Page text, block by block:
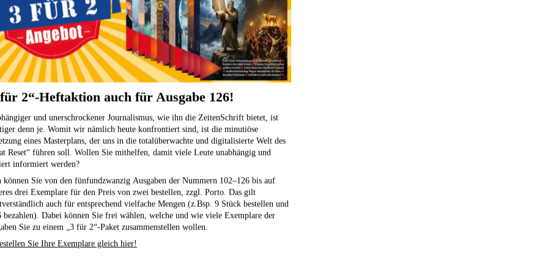
Lichtkristall-Wirbelkammern zaubern Schwingungen von
Natur und Kosmos in Ihr Dusch- oder Badewasser.
Kategorie ansehen
garantieren eine zweistufige Reinigung mit Aktivkohleblock
und Hohlfasermembran für höchste Wasserreinheit.
Kategorie ansehen
2“-Heftaktion auch für Ausgabe 126!
und unerschrockener Journalismus, wie ihn die ZeitenSchrift bietet, ist
denn je. Womit wir nämlich heute konfrontiert sind, ist die minutiöse
eines Masterplans, der uns in die totalüberwachte und digitalisierte Welt des
Reset“ führen soll. Wollen Sie mithelfen, damit viele Leute unabhängig und
informiert werden?
können Sie von den fünfundzwanzig Ausgaben der Nummern 102–126 bis auf
drei Exemplare für den Preis von zwei bestellen, zzgl. Porto. Das gilt
auch für entsprechend vielfache Mengen (z.Bsp. 9 Stück bestellen und
bezahlen). Dabei können Sie frei wählen, welche und wie viele Exemplare der
Sie zu einem „3 für 2“-Paket zusammenstellen wollen.
Sie Ihre Exemplare gleich hier!
Lithium (Vitalnahrung für Pflanzen)
MMS & CDL
Mohnblütenöl: Schmerzlindernd & entspannend
Prisma-Brillen: Schutz vor Bildschirmstrahlung
Skinkeeper Kosmetik